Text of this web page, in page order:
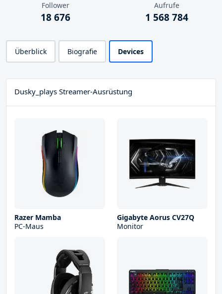
Follower
18 676
Aufrufe
1 568 784
Überblick Biografie Devices
Dusky_plays Streamer-Ausrüstung
Razer Mamba
PC-Maus
Gigabyte Aorus CV27Q
Monitor